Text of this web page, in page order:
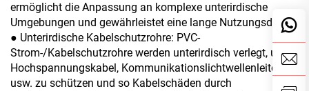
ermöglicht die Anpassung an komplexe unterirdische
Umgebungen und gewährleistet eine lange Nutzungsdauer.
● Unterirdische Kabelschutzrohre: PVC-
Strom-/Kabelschutzrohre werden unterirdisch verlegt, um
Hochspannungskabel, Kommunikationslichtwellenleiter
usw. zu schützen und so Kabelschäden durch